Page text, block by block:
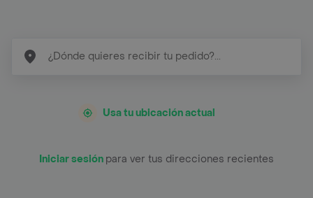
Usa tu ubicación actual
Iniciar sesión para ver tus direcciones recientes